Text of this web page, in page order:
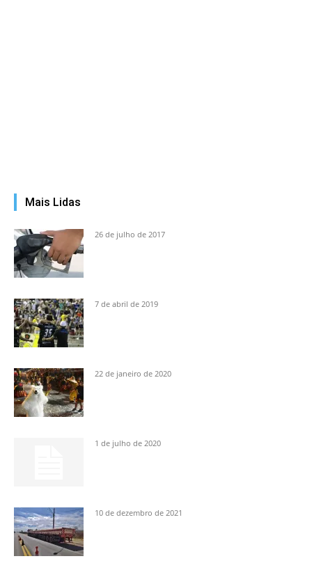
Mais Lidas
26 de julho de 2017
7 de abril de 2019
22 de janeiro de 2020
1 de julho de 2020
10 de dezembro de 2021